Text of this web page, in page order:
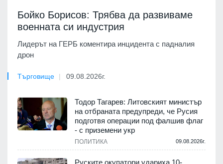
Бойко Борисов: Трябва да развиваме
военната си индустрия
Лидерът на ГЕРБ коментира инцидента с падналия
дрон
Търговище 09.08.2026г.
Тодор Тагарев: Литовският министър
на отбраната предупреди, че Русия
подготвя операции под фалшив флаг
- с приземени укр
ПОЛИТИКА 09.08.2026г.
Руските окупатори удариха 10-